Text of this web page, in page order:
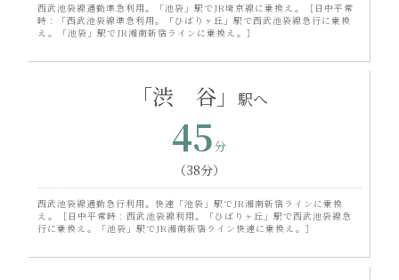
西武池袋線通勤準急利用。「池袋」駅でJR埼京線に乗換え。［日中平常
時：「西武池袋線準急利用。「ひばりヶ丘」駅で西武池袋線急行に乗換
え。「池袋」駅でJR湘南新宿ラインに乗換え。］
「渋 谷」
45
（38分）
西武池袋線通勤急行利用。快速「池袋」駅でJR湘南新宿ラインに乗換
え。［日中平常時：西武池袋線利用。「ひばりヶ丘」駅で西武池袋線急
行に乗換え。「池袋」駅でJR湘南新宿ライン快速に乗換え。］